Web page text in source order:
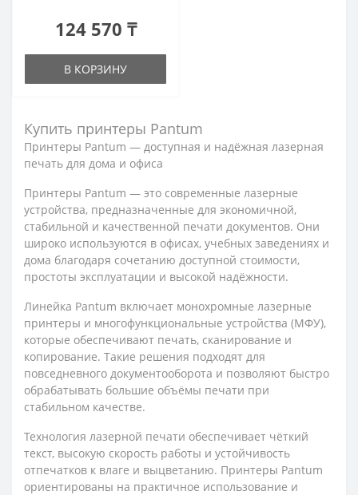
124 570 ₸
В КОРЗИНУ
Купить принтеры Pantum
Принтеры Pantum — доступная и надёжная лазерная
печать для дома и офиса
Принтеры Pantum — это современные лазерные
устройства, предназначенные для экономичной,
стабильной и качественной печати документов. Они
широко используются в офисах, учебных заведениях и
дома благодаря сочетанию доступной стоимости,
простоты эксплуатации и высокой надёжности.
Линейка Pantum включает монохромные лазерные
принтеры и многофункциональные устройства (МФУ),
которые обеспечивают печать, сканирование и
копирование. Такие решения подходят для
повседневного документооборота и позволяют быстро
обрабатывать большие объёмы печати при
стабильном качестве.
Технология лазерной печати обеспечивает чёткий
текст, высокую скорость работы и устойчивость
отпечатков к влаге и выцветанию. Принтеры Pantum
ориентированы на практичное использование и